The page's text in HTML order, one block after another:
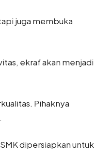
juga membuka
ekraf akan menjadi
Pihaknya
dipersiapkan untuk